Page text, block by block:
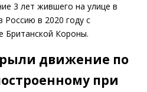
3 лет жившего на улице в
в 2020 году с
Британской Короны.
движение по
при